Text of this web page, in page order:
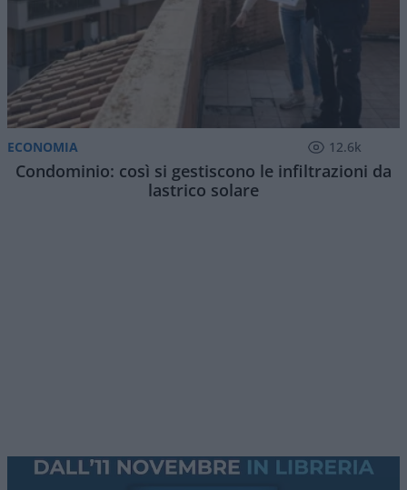
ECONOMIA 12.6k
Condominio: così si gestiscono le infiltrazioni da
lastrico solare